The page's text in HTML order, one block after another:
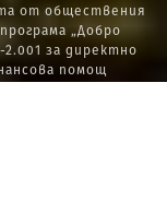
от обществения
„Добро
2.001 за директно
помощ